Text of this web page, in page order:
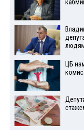
ЦБ